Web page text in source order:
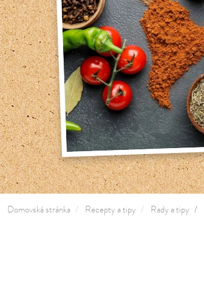
Domovská stránka Recepty a tipy Rady a tipy